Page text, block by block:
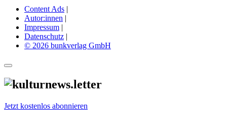
Content Ads |
Autor:innen |
Impressum |
Datenschutz |
© 2026 bunkverlag GmbH
Jetzt kostenlos abonnieren